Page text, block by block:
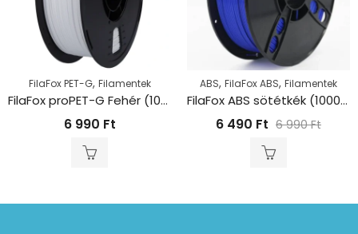
FilaFox PET-G, Filamentek
FilaFox proPET-G Fehér (1000g / 1,75mm)
6 990 Ft
ABS, FilaFox ABS, Filamentek
FilaFox ABS sötétkék (1000g / 1,75mm)
6 490 Ft 6 990Ft